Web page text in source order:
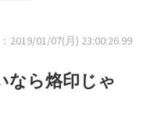
：2019/01/07(月) 23:00:26.99
なら烙印じゃ